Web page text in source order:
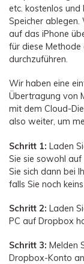
etc. kostenlos
Speicher ablegen.
auf das iPhone
für diese
durchzuführen.
Wir haben eine
Übertragung von
mit dem Cloud-
also weiter, um
Schritt 1: Laden
Sie sie sowohl auf
Sie sich dann bei
falls Sie noch
Schritt 2: Laden
PC auf Dropbox
Schritt 3: Melden
Dropbox-Konto